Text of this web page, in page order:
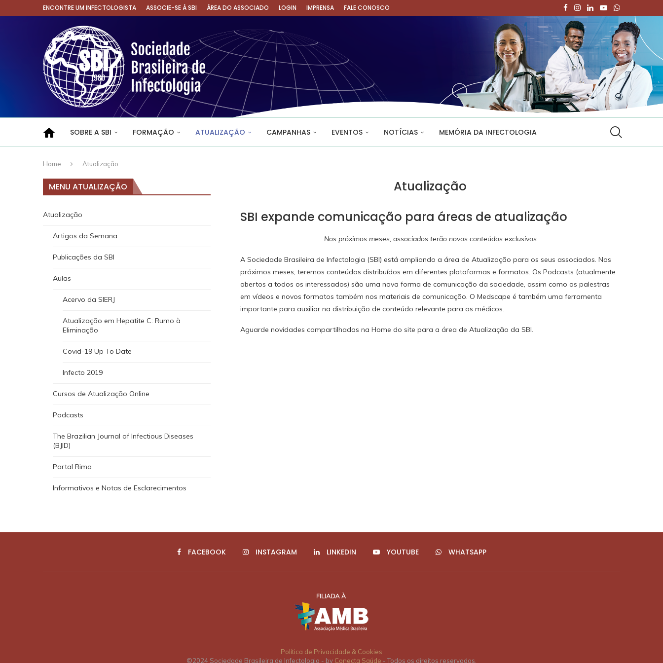
ENCONTRE UM INFECTOLOGISTA ASSOCIE-SE À SBI ÁREA DO ASSOCIADO LOGIN IMPRENSA FALE CONOSCO
SOBRE A SBI FORMAÇÃO ATUALIZAÇÃO CAMPANHAS EVENTOS NOTÍCIAS MEMÓRIA DA INFECTOLOGIA
Home Atualização
Atualização
SBI expande comunicação para áreas de atualização
Nos próximos meses, associados terão novos conteúdos exclusivos
A Sociedade Brasileira de Infectologia (SBI) está ampliando a área de Atualização para os seus associados. Nos
próximos meses, teremos conteúdos distribuídos em diferentes plataformas e formatos. Os Podcasts (atualmente
abertos a todos os interessados) são uma nova forma de comunicação da sociedade, assim como as palestras
em vídeos e novos formatos também nos materiais de comunicação. O Medscape é também uma ferramenta
importante para auxiliar na distribuição de conteúdo relevante para os médicos.
Aguarde novidades compartilhadas na Home do site para a área de Atualização da SBI.
MENU ATUALIZAÇÃO
Atualização
Artigos da Semana
Publicações da SBI
Aulas
Acervo da SIERJ
Atualização em Hepatite C: Rumo à
Eliminação
Covid-19 Up To Date
Infecto 2019
Cursos de Atualização Online
Podcasts
The Brazilian Journal of Infectious Diseases
(BJID)
Portal Rima
Informativos e Notas de Esclarecimentos
FACEBOOK INSTAGRAM LINKEDIN YOUTUBE WHATSAPP
Política de Privacidade & Cookies
©2024 Sociedade Brasileira de Infectologia - by Conecta Saúde - Todos os direitos reservados.